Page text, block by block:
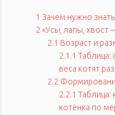
1 Зачем нужно
2«Усы, лапы, хвост
2.1 Возраст и
2.1.1 Таблица:
веса котят
2.2
2.2.1 Таблица:
котёнка по